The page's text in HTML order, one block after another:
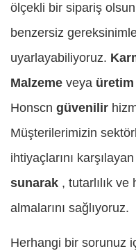
ölçekli bir sipariş
benzersiz
uyarlayabiliyoruz.
Malzeme veya
Honscn güvenilir
Müşterilerimizin
ihtiyaçlarını karşılayan
sunarak , tutarlılık
almalarını sağlıyoruz.
Herhangi bir sorunuz